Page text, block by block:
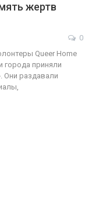
жертв
0
Queer Home
города приняли
Они раздавали